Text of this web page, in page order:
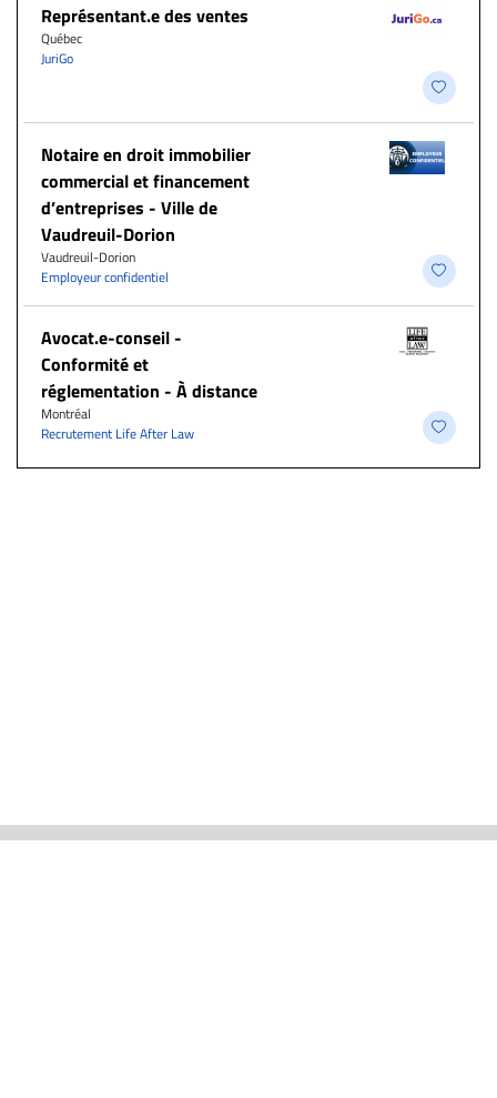
Représentant.e des ventes
Québec
JuriGo
Notaire en droit immobilier
commercial et financement
d’entreprises - Ville de
Vaudreuil-Dorion
Vaudreuil-Dorion
Employeur confidentiel
​Avocat.e-conseil -
Conformité et
réglementation - À distance
Montréal
Recrutement Life After Law